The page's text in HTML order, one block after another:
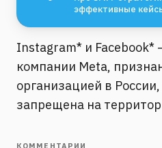
эффективные
Instagram* и Facebook*
компании Meta,
организацией в
запрещена на